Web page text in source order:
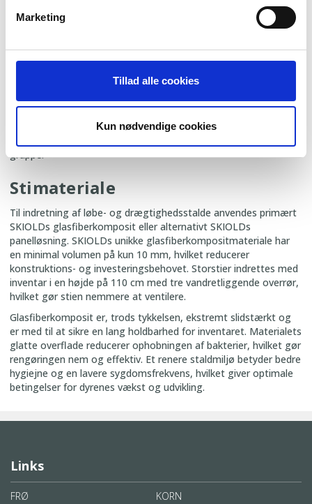
Marketing
Tillad alle cookies
Kun nødvendige cookies
direkte kontakt med mindst én orne (snude mod snude). Hvis
søerne opstaldes enkeltvis i bokse, skal stalden indrettes med
arealet.
at se eller komme i kontakt med hinanden, hvilket giver optimal
stimulering af brunsten, når ornen kommer ind. Ornelåger fås i
forskellige bredder, som kan tilpasses forskellige gangbredder.
Ornelågerne kan betjenes manuelt fra bagsiden af boksen,
gruppe.
Stimateriale
Til indretning af løbe- og drægtighedsstalde anvendes primært
SKIOLDs glasfiberkomposit eller alternativt SKIOLDs
panelløsning. SKIOLDs unikke glasfiberkompositmateriale har
en minimal volumen på kun 10 mm, hvilket reducerer
konstruktions- og investeringsbehovet. Storstier indrettes med
inventar i en højde på 110 cm med tre vandretliggende overrør,
hvilket gør stien nemmere at ventilere.
Glasfiberkomposit er, trods tykkelsen, ekstremt slidstærkt og
er med til at sikre en lang holdbarhed for inventaret. Materialets
glatte overflade reducerer ophobningen af bakterier, hvilket gør
rengøringen nem og effektiv. Et renere staldmiljø betyder bedre
hygiejne og en lavere sygdomsfrekvens, hvilket giver optimale
betingelser for dyrenes vækst og udvikling.
Links
FRØ
KORN